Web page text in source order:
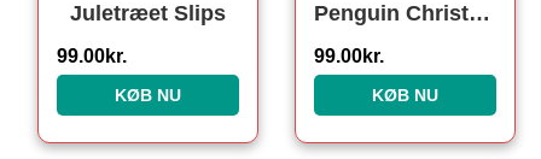
Juletræet Slips
99.00kr.
KØB NU
Penguin Christmas Socks. Julesokker
99.00kr.
KØB NU